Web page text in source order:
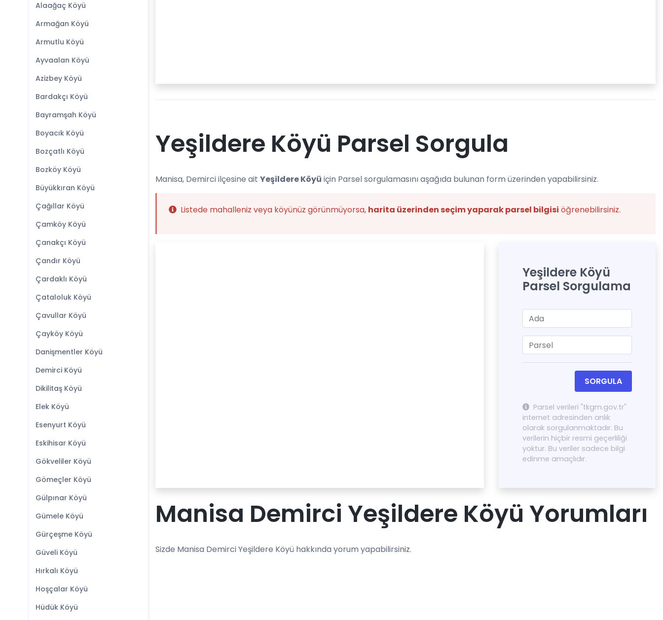
Alaağaç Köyü
Armağan Köyü
Armutlu Köyü
Ayvaalan Köyü
Azizbey Köyü
Bardakçı Köyü
Bayramşah Köyü
Boyacık Köyü
Bozçatlı Köyü
Bozköy Köyü
Büyükkıran Köyü
Çağıllar Köyü
Çamköy Köyü
Çanakçı Köyü
Çandır Köyü
Çardaklı Köyü
Çataloluk Köyü
Çavullar Köyü
Çayköy Köyü
Danişmentler Köyü
Demirci Köyü
Dikilitaş Köyü
Elek Köyü
Esenyurt Köyü
Eskihisar Köyü
Gökveliler Köyü
Gömeçler Köyü
Gülpınar Köyü
Gümele Köyü
Gürçeşme Köyü
Güveli Köyü
Hırkalı Köyü
Hoşçalar Köyü
Hüdük Köyü
Yeşildere Köyü Parsel Sorgula
Manisa, Demirci ilçesine ait Yeşildere Köyü için Parsel sorgulamasını aşağıda bulunan form üzerinden yapabilirsiniz.
Listede mahalleniz veya köyünüz görünmüyorsa, harita üzerinden seçim yaparak parsel bilgisi öğrenebilirsiniz.
Yeşildere Köyü
Parsel Sorgulama
SORGULA
Parsel verileri "tkgm.gov.tr"
internet adresinden anlık
olarak sorgulanmaktadır. Bu
verilerin hiçbir resmi geçerliliği
yoktur. Bu veriler sadece bilgi
edinme amaçlıdır.
Manisa Demirci Yeşildere Köyü Yorumları
Sizde Manisa Demirci Yeşildere Köyü hakkında yorum yapabilirsiniz.